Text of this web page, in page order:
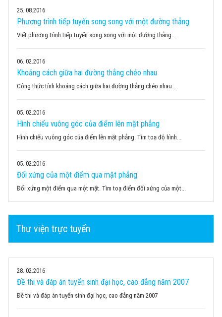
25 08.2016
Phương trình tiếp tuyến song song với một đường thẳng
Viết phương trình tiếp tuyến song song với một đường thẳng...
06 02.2016
Khoảng cách giữa hai đường thẳng chéo nhau
Công thức tính khoảng cách giữa hai đường thẳng chéo nhau....
05 02.2016
Hình chiếu vuông góc của điểm lên mặt phẳng
Hình chiếu vuông góc của điểm lên mặt phẳng. Tìm toạ độ hình...
05 02.2016
Đối xứng của một điểm qua mặt phẳng
Đối xứng một điểm qua một mặt. Tìm toạ điểm đối xứng của một...
Thư viện trực tuyến
28 02.2016
Đề thi và đáp án tuyển sinh đại học, cao đẳng năm 2007
Đề thi và đáp án tuyển sinh đại học, cao đẳng năm 2007